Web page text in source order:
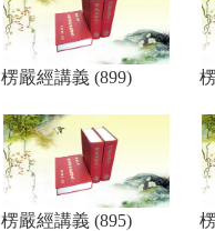
楞嚴經講義 (899)
楞嚴經講義 (895)